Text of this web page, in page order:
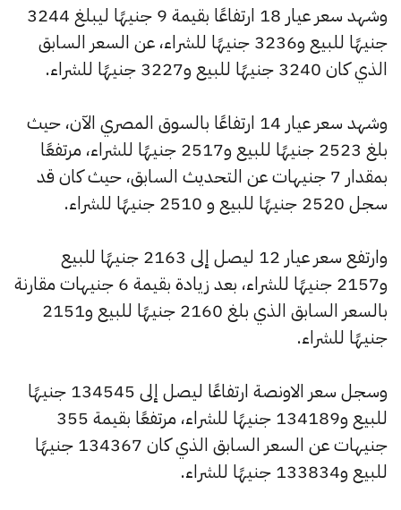
وشهد سعر عيار 18 ارتفاعًا بقيمة 9 جنيهًا ليبلغ 3244
جنيهًا للبيع و3236 جنيهًا للشراء، عن السعر السابق
الذي كان 3240 جنيهًا للبيع و3227 جنيهًا للشراء.
وشهد سعر عيار 14 ارتفاعًا بالسوق المصري الآن، حيث
بلغ 2523 جنيهًا للبيع و2517 جنيهًا للشراء، مرتفعًا
بمقدار 7 جنيهات عن التحديث السابق، حيث كان قد
سجل 2520 جنيهًا للبيع و 2510 جنيهًا للشراء.
وارتفع سعر عيار 12 ليصل إلى 2163 جنيهًا للبيع
و2157 جنيهًا للشراء، بعد زيادة بقيمة 6 جنيهات مقارنة
بالسعر السابق الذي بلغ 2160 جنيهًا للبيع و2151
جنيهًا للشراء.
وسجل سعر الاونصة ارتفاعًا ليصل إلى 134545 جنيهًا
للبيع و134189 جنيهًا للشراء، مرتفعًا بقيمة 355
جنيهات عن السعر السابق الذي كان 134367 جنيهًا
للبيع و133834 جنيهًا للشراء.